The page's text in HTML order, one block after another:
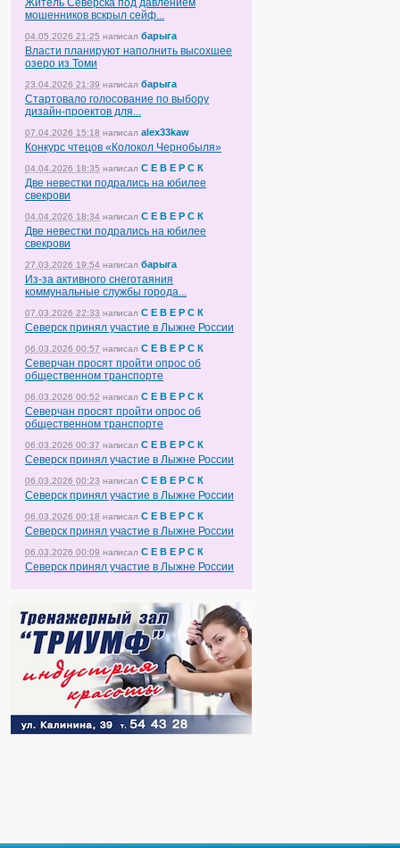
Житель Северска под давлением
мошенников вскрыл сейф...
04.05.2026 21:25 написал барыга
Власти планируют наполнить высохшее
озеро из Томи
23.04.2026 21:39 написал барыга
Стартовало голосование по выбору
дизайн-проектов для...
07.04.2026 15:18 написал alex33kaw
Конкурс чтецов «Колокол Чернобыля»
04.04.2026 18:35 написал С Е В Е Р С К
Две невестки подрались на юбилее
свекрови
04.04.2026 18:34 написал С Е В Е Р С К
Две невестки подрались на юбилее
свекрови
27.03.2026 19:54 написал барыга
Из-за активного снеготаяния
коммунальные службы города...
07.03.2026 22:33 написал С Е В Е Р С К
Северск принял участие в Лыжне России
06.03.2026 00:57 написал С Е В Е Р С К
Северчан просят пройти опрос об
общественном транспорте
06.03.2026 00:52 написал С Е В Е Р С К
Северчан просят пройти опрос об
общественном транспорте
06.03.2026 00:37 написал С Е В Е Р С К
Северск принял участие в Лыжне России
06.03.2026 00:23 написал С Е В Е Р С К
Северск принял участие в Лыжне России
06.03.2026 00:18 написал С Е В Е Р С К
Северск принял участие в Лыжне России
06.03.2026 00:09 написал С Е В Е Р С К
Северск принял участие в Лыжне России